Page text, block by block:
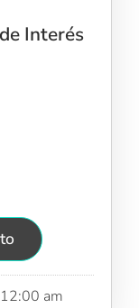
Interés
am